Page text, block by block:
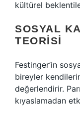
kültürel
SOSYAL
TEORISI
Festinger’in
bireyler
değerlendirir.
kıyaslamadan